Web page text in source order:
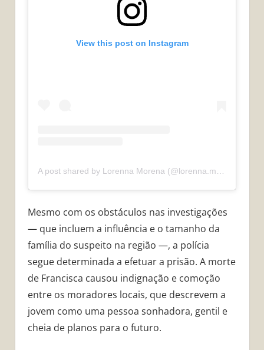
View this post on Instagram
A post shared by Lorenna Morena (@lorenna.morena2)
Mesmo com os obstáculos nas investigações
— que incluem a influência e o tamanho da
família do suspeito na região —, a polícia
segue determinada a efetuar a prisão. A morte
de Francisca causou indignação e comoção
entre os moradores locais, que descrevem a
jovem como uma pessoa sonhadora, gentil e
cheia de planos para o futuro.